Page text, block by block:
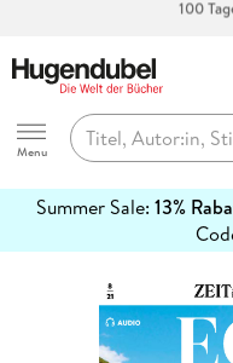
Hugendubel
Menu
Summer Sale: 13%
erfahren